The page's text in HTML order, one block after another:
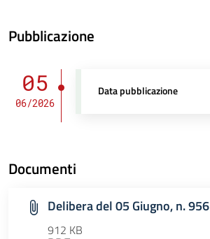
Pubblicazione
05
06/2026
Data pubblicazione
Documenti
Delibera del 05 Giugno, n. 956
912 KB